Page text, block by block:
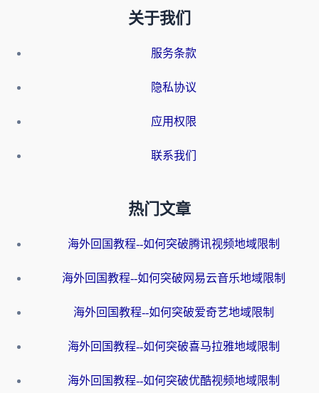
关于我们
服务条款
隐私协议
应用权限
联系我们
热门文章
海外回国教程--如何突破腾讯视频地域限制
海外回国教程--如何突破网易云音乐地域限制
海外回国教程--如何突破爱奇艺地域限制
海外回国教程--如何突破喜马拉雅地域限制
海外回国教程--如何突破优酷视频地域限制